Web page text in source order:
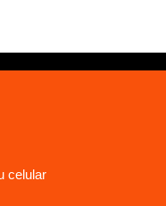
celular